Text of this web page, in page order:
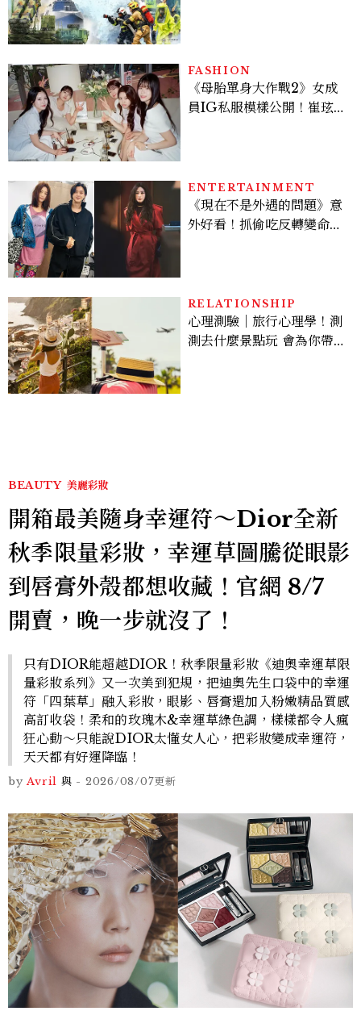
FASHION
《母胎單身大作戰2》女成
員IG私服模樣公開！崔玹諝
ENTERTAINMENT
《現在不是外遇的問題》意
外好看！抓偷吃反轉變命
看點懶人包
RELATIONSHIP
心理測驗｜旅行心理學！測
測去什麼景點玩 會為你帶來
BEAUTY 美麗彩妝
開箱最美隨身幸運符～Dior全新
秋季限量彩妝，幸運草圖騰從眼影
到唇膏外殼都想收藏！官網 8/7
開賣，晚一步就沒了！
只有DIOR能超越DIOR！秋季限量彩妝《迪奧幸運草限
量彩妝系列》又一次美到犯規，把迪奧先生口袋中的幸運
符「四葉草」融入彩妝，眼影、唇膏還加入粉嫩精品質感
高訂收袋！柔和的玫瑰木&幸運草綠色調，樣樣都令人瘋
狂心動～只能說DIOR太懂女人心，把彩妝變成幸運符，
天天都有好運降臨！
by Avril 與 - 2026/08/07更新